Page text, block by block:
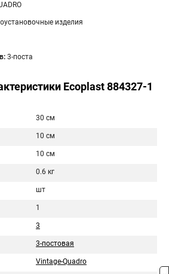
изделия
3-поста
Ecoplast 884327-1
30 см
10 см
10 см
0.6 кг
шт
1
3
3-постовая
Vintage-Quadro